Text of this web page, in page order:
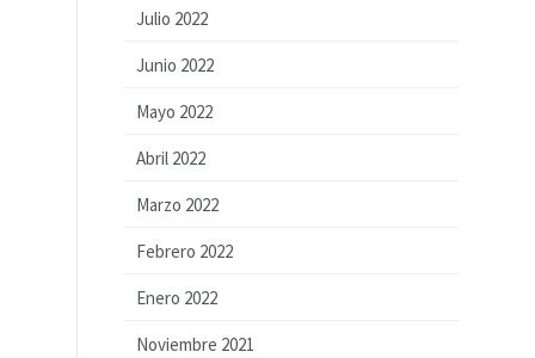
Julio 2022
Junio 2022
Mayo 2022
Abril 2022
Marzo 2022
Febrero 2022
Enero 2022
Noviembre 2021